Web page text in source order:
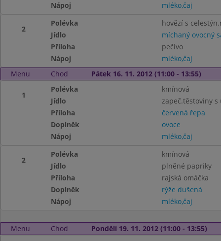
Nápoj
mléko,čaj
2
Polévka
hovězí s
Jídlo
míchaný ovocný
Příloha
pečivo
Nápoj
mléko,čaj
Menu
Chod Pátek 16. 11. 2012 (11:00 - 13:55)
1
Polévka
kmínová
Jídlo
zapeč.těstoviny s
Příloha
červená řepa
Doplněk
ovoce
Nápoj
mléko,čaj
2
Polévka
kmínová
Jídlo
plněné papriky
Příloha
rajská omáčka
Doplněk
rýže dušená
Nápoj
mléko,čaj
Menu Chod
Pondělí 19. 11. 2012 (11:00 - 13:55)